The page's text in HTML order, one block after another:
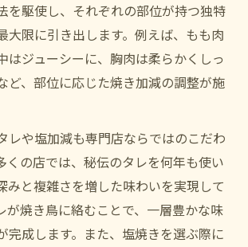
を駆使し、それぞれの部位が持つ独特
大限に引き出します。例えば、もも肉
はジューシーに、胸肉は柔らかくしっ
ど、部位に応じた焼き加減の調整が施
レや塩加減も専門店ならではのこだわ
くの店では、秘伝のタレを何年も使い
みと複雑さを増した味わいを実現して
が焼き鳥に絡むことで、一層豊かな味
完成します。また、塩焼きを選ぶ際に